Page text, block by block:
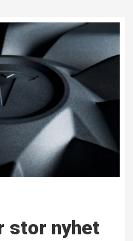
stor nyhet